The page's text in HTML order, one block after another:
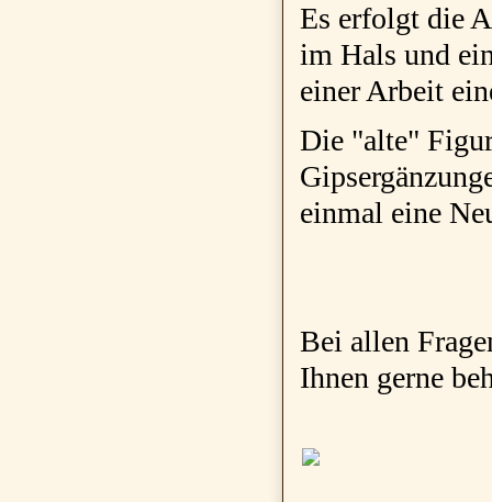
Es erfolgt die
im Hals und
einer Arbeit
Die "alte"
einmal eine
Bei allen
Ihnen gerne